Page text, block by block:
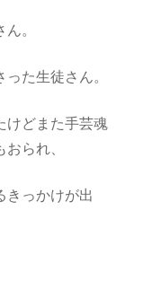
。
た生徒さん。
けどまた手芸魂
られ、
きっかけが出